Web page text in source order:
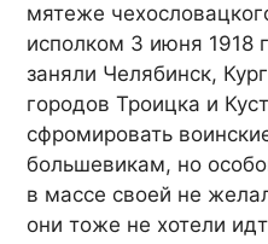
мятеже
исполком 3 июня 1918
заняли Челябинск,
городов Троицка и
сфромировать
большевикам, но
в массе своей не
они тоже не хотели